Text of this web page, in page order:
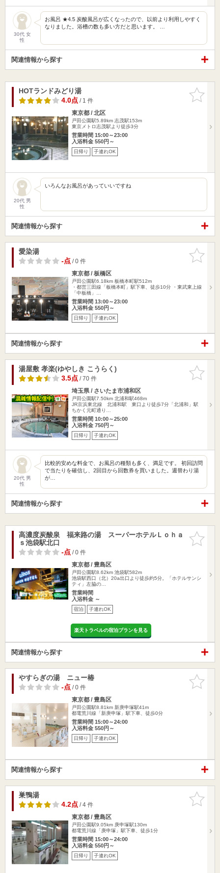
30代 女
性
お風呂 ★4.5 炭酸風呂が広くなったので、以前より利用しやすく
なりました。浴槽の数も多い方だと思います。 …
関連情報から探す
お気に入
りに追加
HOTランドみどり湯
4.0点/ 1 件
東京都 / 北区
戸田公園駅5.89km 志茂駅153m
東京メトロ志茂駅より徒歩3分
営業時間 15:00～23:00
入浴料金 550円～
日帰り 子連れOK
20代 男
性
いろんなお風呂があっていいですね
関連情報から探す
お気に入
りに追加
愛染湯
-点/ 0 件
東京都 / 板橋区
戸田公園駅6.18km 板橋本町駅512m
・都営三田線「板橋本町」駅下車、徒歩10分 ・東武東上線
「中板橋」…
営業時間 13:00～23:00
入浴料金 550円～
日帰り 子連れOK
関連情報から探す
お気に入
りに追加
湯屋敷 孝楽(ゆやしき こうらく)
3.5点/ 70 件
埼玉県 / さいたま市浦和区
戸田公園駅7.50km 北浦和駅468m
JR京浜東北線 北浦和駅 東口より徒歩7分「北浦和」駅
ちかく元町通り…
営業時間 10:00～25:00
入浴料金 750円～
日帰り 子連れOK
20代 男
性
比較的安めな料金で、お風呂の種類も多く、満足です。 初回訪問
で当たりを確信し、2回目から回数券を買いました。週替わり湯
が…
関連情報から探す
お気に入
りに追加
高濃度炭酸泉 福来路の湯 スーパーホテルＬｏｈａ
ｓ池袋駅北口
-点/ 0 件
東京都 / 豊島区
戸田公園駅8.62km 池袋駅582m
池袋駅西口（北）20a出口より徒歩約5分。「ホテルサンシ
ティ」左脇の…
営業時間
入浴料金 ～
宿泊 子連れOK
楽天トラベルの宿泊プランを見る
関連情報から探す
お気に入
りに追加
やすらぎの湯 ニュー椿
-点/ 0 件
東京都 / 豊島区
戸田公園駅8.81km 新庚申塚駅41m
都電荒川線「新庚申塚」駅下車、徒歩0分
営業時間 15:00～24:00
入浴料金 550円～
日帰り 子連れOK
関連情報から探す
お気に入
りに追加
巣鴨湯
4.2点/ 4 件
東京都 / 豊島区
戸田公園駅9.05km 庚申塚駅130m
都電荒川線「庚申塚」駅下車、徒歩1分
営業時間 15:00～24:00
入浴料金 550円～
日帰り 子連れOK